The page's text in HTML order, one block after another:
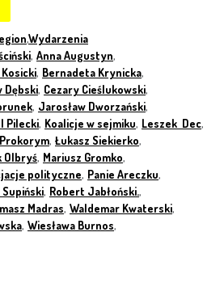
,Wydarzenia
, Anna Augustyn,
, Bernadeta Krynicka,
Dębski, Cezary Cieślukowski,
, Jarosław Dworzański,
Pilecki, Koalicje w sejmiku, Leszek Dec,
, Łukasz Siekierko,
Olbryś, Mariusz Gromko,
polityczne, Panie Areczku,
Supiński, Robert Jabłoński.,
Madras, Waldemar Kwaterski,
, Wiesława Burnos,